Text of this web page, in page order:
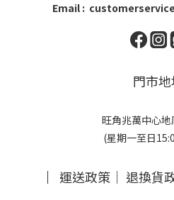
Email :
門市
旺角兆萬中心
(星期一至日
｜ 運送政策 ｜ 退換貨